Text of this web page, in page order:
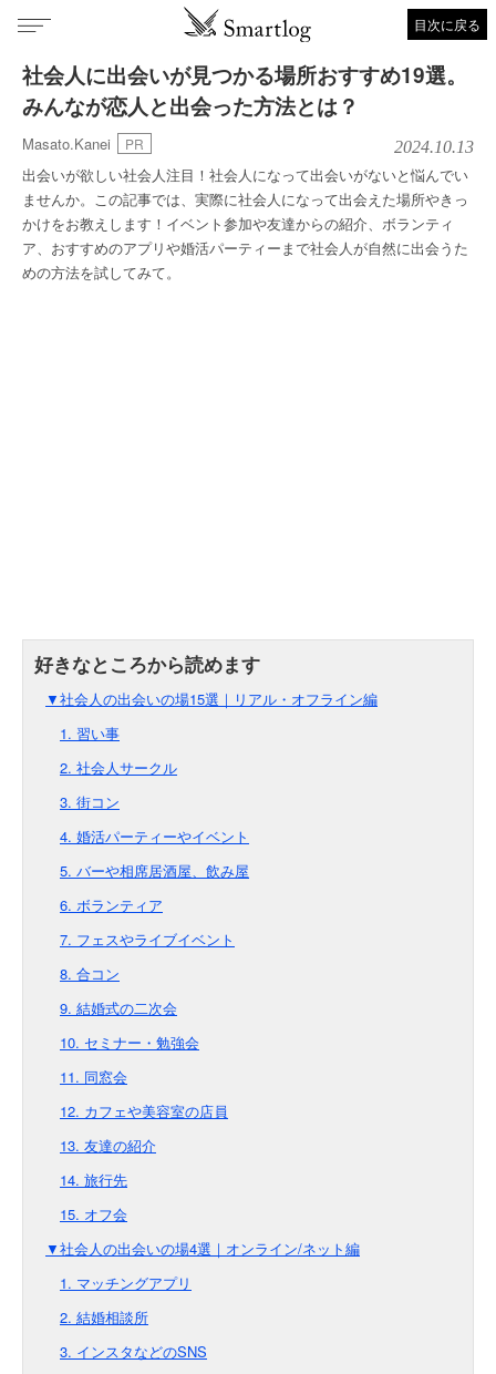
目次に戻る
社会人に出会いが見つかる場所おすすめ19選。
みんなが恋人と出会った方法とは？
Masato.Kanei PR 2024.10.13
出会いが欲しい社会人注目！社会人になって出会いがないと悩んでい
ませんか。この記事では、実際に社会人になって出会えた場所やきっ
かけをお教えします！イベント参加や友達からの紹介、ボランティ
ア、おすすめのアプリや婚活パーティーまで社会人が自然に出会うた
めの方法を試してみて。
▼社会人の出会いの場15選｜リアル・オフライン編
1. 習い事
2. 社会人サークル
3. 街コン
4. 婚活パーティーやイベント
5. バーや相席居酒屋、飲み屋
6. ボランティア
7. フェスやライブイベント
8. 合コン
9. 結婚式の二次会
10. セミナー・勉強会
11. 同窓会
12. カフェや美容室の店員
13. 友達の紹介
14. 旅行先
15. オフ会
▼社会人の出会いの場4選｜オンライン/ネット編
1. マッチングアプリ
2. 結婚相談所
3. インスタなどのSNS